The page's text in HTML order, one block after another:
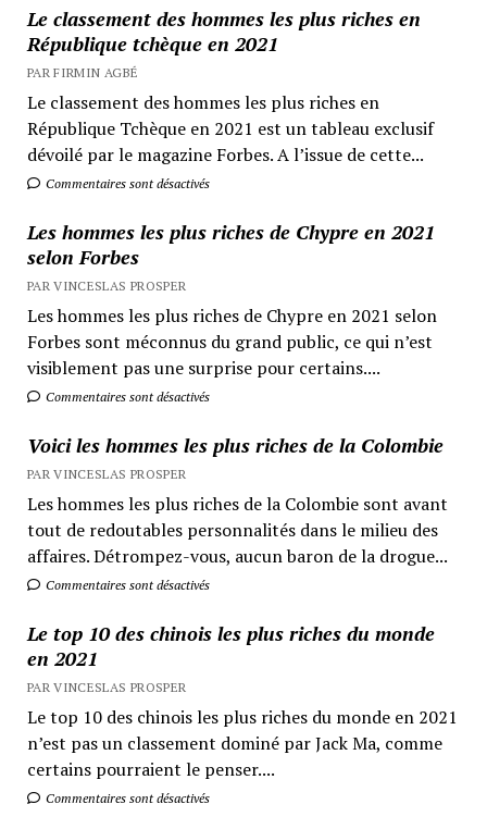
Le classement des hommes les plus riches en
République tchèque en 2021
PAR FIRMIN AGBÉ
Le classement des hommes les plus riches en
République Tchèque en 2021 est un tableau exclusif
dévoilé par le magazine Forbes. A l’issue de cette...
Commentaires sont désactivés
Les hommes les plus riches de Chypre en 2021
selon Forbes
PAR VINCESLAS PROSPER
Les hommes les plus riches de Chypre en 2021 selon
Forbes sont méconnus du grand public, ce qui n’est
visiblement pas une surprise pour certains....
Commentaires sont désactivés
Voici les hommes les plus riches de la Colombie
PAR VINCESLAS PROSPER
Les hommes les plus riches de la Colombie sont avant
tout de redoutables personnalités dans le milieu des
affaires. Détrompez-vous, aucun baron de la drogue...
Commentaires sont désactivés
Le top 10 des chinois les plus riches du monde
en 2021
PAR VINCESLAS PROSPER
Le top 10 des chinois les plus riches du monde en 2021
n’est pas un classement dominé par Jack Ma, comme
certains pourraient le penser....
Commentaires sont désactivés